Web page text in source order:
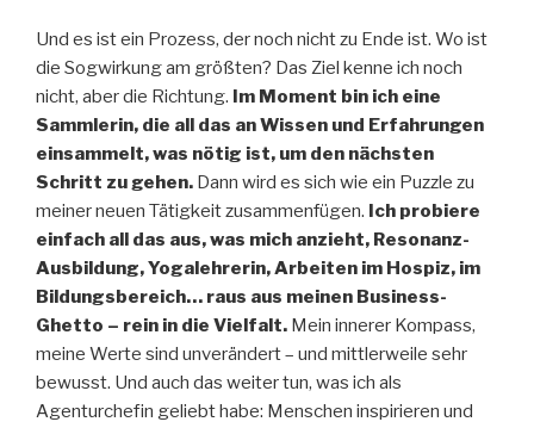
Und es ist ein Prozess, der noch nicht zu Ende ist. Wo ist
die Sogwirkung am größten? Das Ziel kenne ich noch
nicht, aber die Richtung. Im Moment bin ich eine
Sammlerin, die all das an Wissen und Erfahrungen
einsammelt, was nötig ist, um den nächsten
Schritt zu gehen. Dann wird es sich wie ein Puzzle zu
meiner neuen Tätigkeit zusammenfügen. Ich probiere
einfach all das aus, was mich anzieht, Resonanz-
Ausbildung, Yogalehrerin, Arbeiten im Hospiz, im
Bildungsbereich… raus aus meinen Business-
Ghetto – rein in die Vielfalt. Mein innerer Kompass,
meine Werte sind unverändert – und mittlerweile sehr
bewusst. Und auch das weiter tun, was ich als
Agenturchefin geliebt habe: Menschen inspirieren und